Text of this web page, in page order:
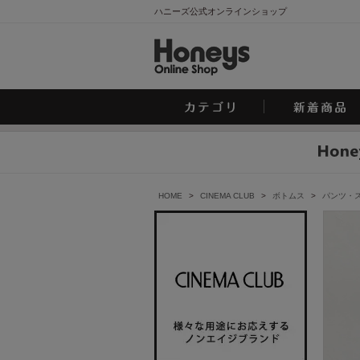
ハニーズ公式オンラインショップ
HOME > CINEMA CLUB > ボトムス > パンツ・